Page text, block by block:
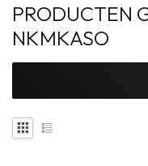
PRODUCTEN
NKMKASO